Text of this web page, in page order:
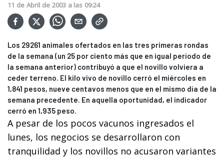
11 de Abril de 2003 a las 09:24
Los 29261 animales ofertados en las tres primeras rondas
de la semana (un 25 por ciento más que en igual período de
la semana anterior) contribuyó a que el novillo volviera a
ceder terreno. El kilo vivo de novillo cerró el miércoles en
1,841 pesos, nueve centavos menos que en el mismo día de la
semana precedente. En aquella oportunidad, el indicador
cerró en 1,935 peso.
A pesar de los pocos vacunos ingresados el
lunes, los negocios se desarrollaron con
tranquilidad y los novillos no acusaron variantes